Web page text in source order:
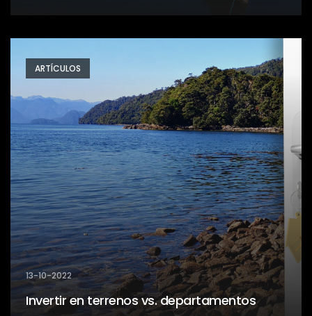
ARTÍCULOS
13-10-2022
Invertir en terrenos vs. departamentos